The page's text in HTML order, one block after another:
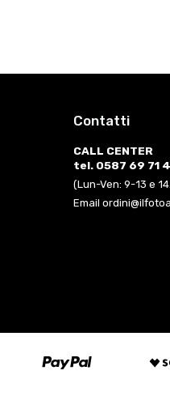
Contatti
CALL CENTER
tel. 0587 69 71
(Lun-Ven: 9-13 e
Email